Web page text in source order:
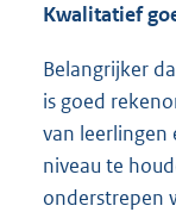
Kwalitatief
Belangrijker
is goed
van
niveau te
onderstrepen